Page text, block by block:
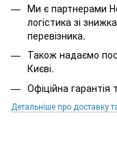
Ми є партнерами
логістика зі
перевізника.
Також надаємо
Києві.
Офіційна гарантія
Детальніше про доставку